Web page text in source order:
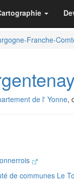
Franche-
de l' Yonne,
de communes Le